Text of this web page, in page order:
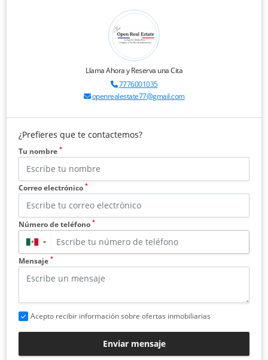
Llama Ahora y Reserva una Cita
7776001035
openrealestate77@gmail.com
¿Prefieres que te contactemos?
Tu nombre *
Correo electrónico *
Número de teléfono *
▼
Mensaje *
Acepto recibir información sobre ofertas inmobiliarias
Enviar mensaje